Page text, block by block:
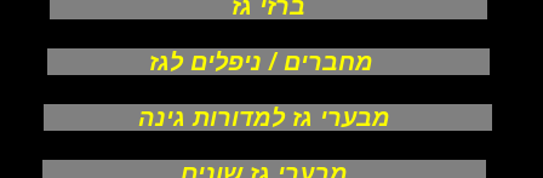
ברזי גז
מחברים / ניפלים לגז
מבערי גז למדורות גינה